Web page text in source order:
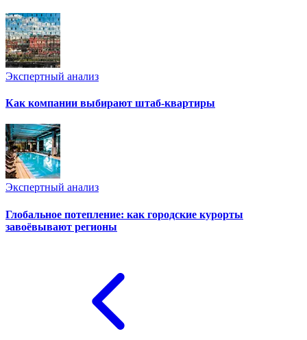
Экспертный анализ
Как компании выбирают штаб-квартиры
Экспертный анализ
Глобальное потепление: как городские курорты
завоёвывают регионы